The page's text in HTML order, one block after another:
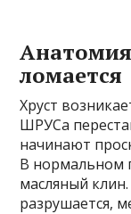
ломается
Хруст
ШРУСа
начинают
В нормальном
масляный
разрушается,